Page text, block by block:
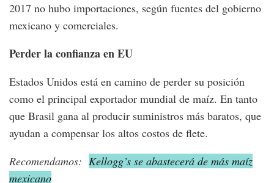
2017 no hubo importaciones, según fuentes del gobierno
mexicano y comerciales.
Perder la confianza en EU
Estados Unidos está en camino de perder su posición
como el principal exportador mundial de maíz. En tanto
que Brasil gana al producir suministros más baratos, que
ayudan a compensar los altos costos de flete.
Recomendamos: Kellogg’s se abastecerá de más maíz
mexicano